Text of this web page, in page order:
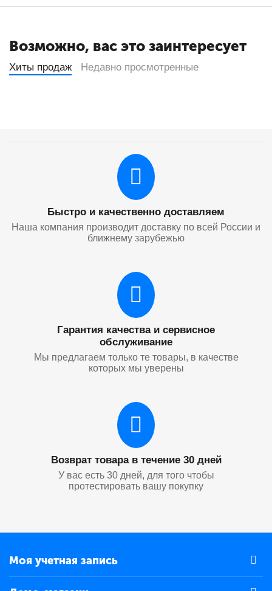
Возможно, вас это заинтересует
Хиты продаж Недавно просмотренные
Быстро и качественно доставляем
Наша компания производит доставку по всей России и
ближнему зарубежью
Гарантия качества и сервисное
обслуживание
Мы предлагаем только те товары, в качестве
которых мы уверены
Возврат товара в течение 30 дней
У вас есть 30 дней, для того чтобы
протестировать вашу покупку
Моя учетная запись